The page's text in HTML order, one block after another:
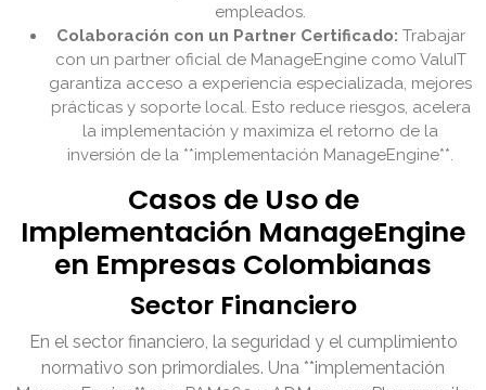
empleados.
Colaboración con un Partner Certificado: Trabajar
con un partner oficial de ManageEngine como ValuIT
garantiza acceso a experiencia especializada, mejores
prácticas y soporte local. Esto reduce riesgos, acelera
la implementación y maximiza el retorno de la
inversión de la **implementación ManageEngine**.
Casos de Uso de
Implementación ManageEngine
en Empresas Colombianas
Sector Financiero
En el sector financiero, la seguridad y el cumplimiento
normativo son primordiales. Una **implementación